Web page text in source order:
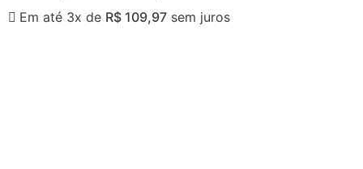
Em até 3x de R$ 109,97 sem juros